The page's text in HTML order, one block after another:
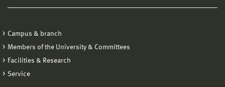
Campus & branch
Members of the University & Committees
Facilities & Research
Service